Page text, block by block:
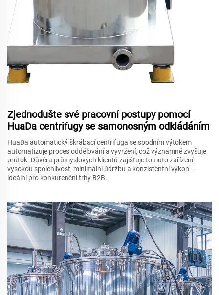
Zjednodušte své pracovní postupy pomocí
HuaDa centrifugy se samonosným odkládáním
HuaDa automatický škrábací centrifuga se spodním výtokem
automatizuje proces oddělování a vyvržení, což významně zvyšuje
průtok. Důvěra průmyslových klientů zajišťuje tomuto zařízení
vysokou spolehlivost, minimální údržbu a konzistentní výkon –
ideální pro konkurenční trhy B2B.